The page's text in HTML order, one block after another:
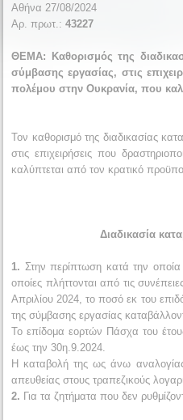
Αθήνα 27/08/2024
Αρ. πρωτ.: 43227
ΘΕΜΑ: Καθορισμός της
σύμβασης εργασίας, στις
πολέμου στην Ουκρανία, που
Τον καθορισμό της διαδικασίας
στις επιχειρήσεις που
καλύπτεται από τον κρατικό
Διαδικασία
1. Στην περίπτωση κατά την οποία
οποίες πλήττονται από τις
Απριλίου 2024, το ποσό εκ του
της σύμβασης εργασίας
Το επίδομα εορτών Πάσχα του
έως την 30η.9.2024.
Η καταβολή της ως άνω
απευθείας στους τραπεζικούς
2. Για τα ζητήματα που δεν